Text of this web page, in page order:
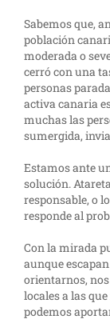
Sabemos que,
población
moderada o
cerró con una
personas
activa canaria
muchas las
sumergida,
Estamos ante
solución.
responsable, o
responde al
Con la mirada
aunque
orientarnos,
locales a las
podemos